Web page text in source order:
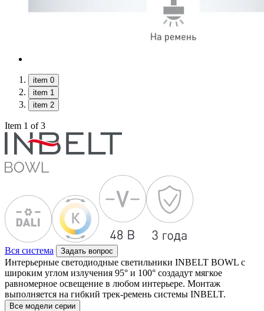
item 0
item 1
item 2
Item 1 of 3
Вся система Задать вопрос
Интерьерные светодиодные светильники INBELT BOWL с
широким углом излучения 95° и 100° создадут мягкое
равномерное освещение в любом интерьере. Монтаж
выполняется на гибкий трек-ремень системы INBELT.
Все модели серии